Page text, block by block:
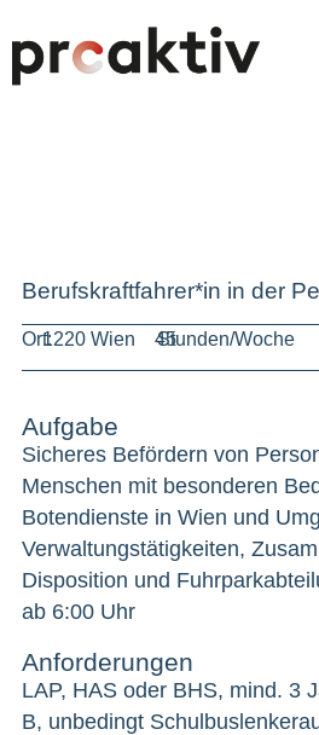
Berufskraftfahrer*in in der
Ort:1220 Wien 45
Stunden/Woche
Aufgabe
Sicheres Befördern von
Menschen mit besonderen
Botendienste in Wien und
Verwaltungstätigkeiten,
Disposition und
ab 6:00 Uhr
Anforderungen
LAP, HAS oder BHS, mind. 3
B, unbedingt